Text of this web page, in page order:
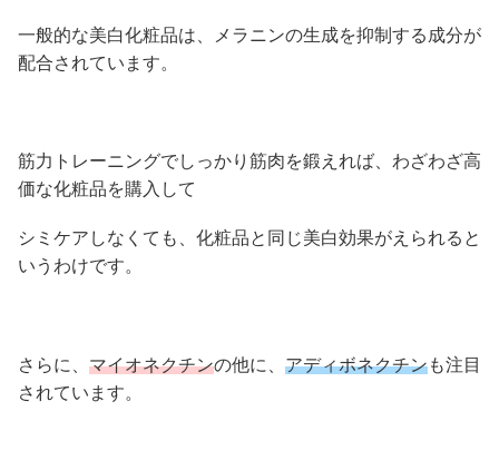
一般的な美白化粧品は、メラニンの生成を抑制する成分が
配合されています。
筋力トレーニングでしっかり筋肉を鍛えれば、わざわざ高
価な化粧品を購入して
シミケアしなくても、化粧品と同じ美白効果がえられると
いうわけです。
さらに、 マイオネクチンの他に、 アディボネクチンも注目
されています。